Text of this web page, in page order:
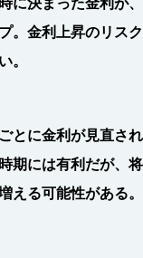
時に決まった金利が
。金利上昇のリス
。
ごとに金利が見直さ
期には有利だが、
える可能性がある。